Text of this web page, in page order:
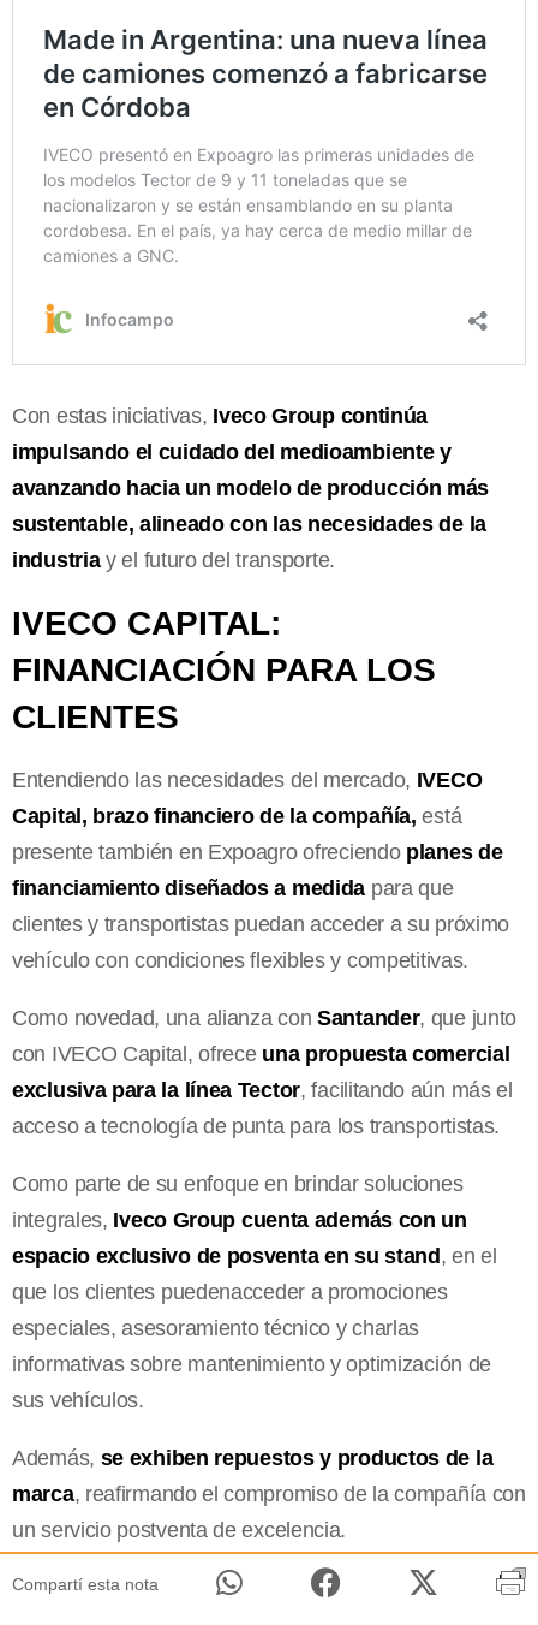
Con estas iniciativas, Iveco Group continúa
impulsando el cuidado del medioambiente y
avanzando hacia un modelo de producción más
sustentable, alineado con las necesidades de la
industriay el futuro del transporte.
IVECO CAPITAL:
FINANCIACIÓN PARA LOS
CLIENTES
Entendiendo las necesidades del mercado, IVECO
Capital, brazo financiero de la compañía, está
presente también en Expoagro ofreciendo planes de
financiamiento diseñados a medida para que
clientes y transportistas puedan acceder a su próximo
vehículo con condiciones flexibles y competitivas.
Como novedad, una alianza con Santander, que junto
con IVECO Capital, ofrece una propuesta comercial
exclusiva para la línea Tector, facilitando aún más el
acceso a tecnología de punta para los transportistas.
Como parte de su enfoque en brindar soluciones
integrales, Iveco Group cuenta además con un
espacio exclusivo de posventa en su stand, en el
que los clientes puedenacceder a promociones
especiales, asesoramiento técnico y charlas
informativas sobre mantenimiento y optimización de
sus vehículos.
Además, se exhiben repuestos y productos de la
marca, reafirmando el compromiso de la compañía con
un servicio postventa de excelencia.
Compartí esta nota